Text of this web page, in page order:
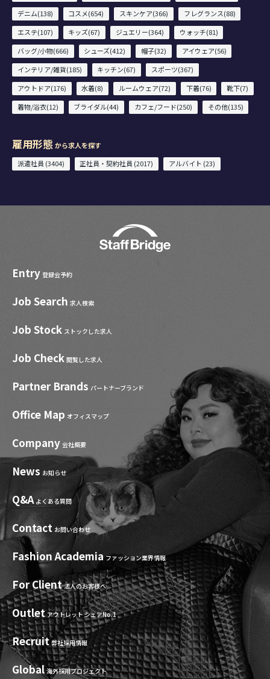
デニム(138)
コスメ(654) スキンケア(366)
フレグランス(88)
エステ(107)
キッズ(67) ジュエリー(364)
ウォッチ(81)
バッグ/小物(666)
シューズ(412) 帽子(32)
アイウェア(56)
インテリア/雑貨(185)
キッチン(67)
スポーツ(367)
アウトドア(176)
水着(8) ルームウェア(72) 下着(76)
靴下(7)
着物/浴衣(12)
ブライダル(44) カフェ/フード(250) その他(135)
雇用形態 から求人を探す
派遣社員 (3404)
正社員・契約社員 (2017) アルバイト (23)
Entry 登録会予約
Job Search 求人検索
Job Stock ストックした求人
Job Check 閲覧した求人
Partner Brands パートナーブランド
Office Map オフィスマップ
Company 会社概要
News お知らせ
Q&A よくある質問
Contact お問い合わせ
Fashion Academia ファッション業界情報
For Client 法人のお客様へ
Outlet アウトレット シェアNo.1
Recruit 弊社採用情報
Global 海外採用プロジェクト